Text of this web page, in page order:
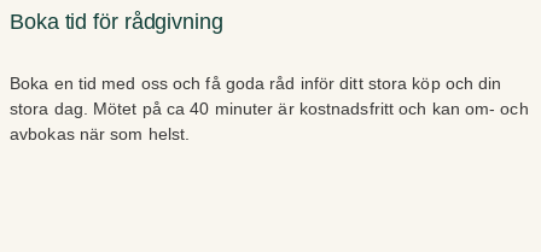
Boka tid för rådgivning
Boka en tid med oss och få goda råd inför ditt stora köp och din
stora dag. Mötet på ca 40 minuter är kostnadsfritt och kan om- och
avbokas när som helst.